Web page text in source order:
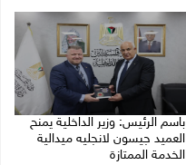
باسم الرئيس: وزير الداخلية يمنح
العميد جيسون لانجليه ميدالية
الخدمة الممتازة